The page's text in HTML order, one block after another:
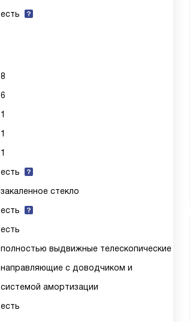
есть
8
6
1
1
1
есть
закаленное стекло
есть
есть
полностью выдвижные телескопические
направляющие с доводчиком и
системой амортизации
есть